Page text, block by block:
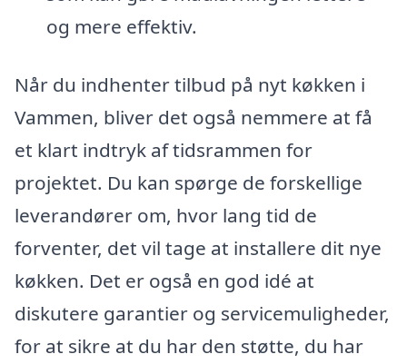
og mere effektiv.
Når du indhenter tilbud på nyt køkken i
Vammen, bliver det også nemmere at få
et klart indtryk af tidsrammen for
projektet. Du kan spørge de forskellige
leverandører om, hvor lang tid de
forventer, det vil tage at installere dit nye
køkken. Det er også en god idé at
diskutere garantier og servicemuligheder,
for at sikre at du har den støtte, du har